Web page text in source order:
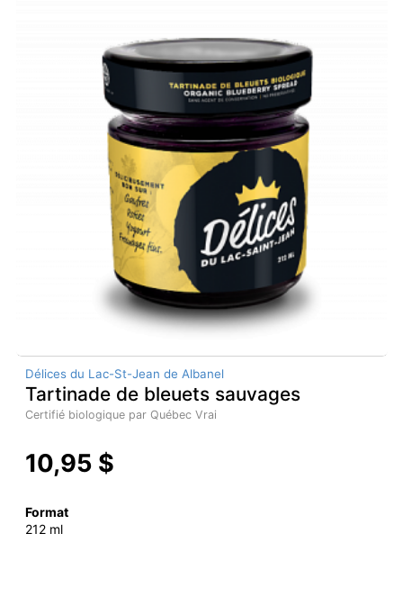
Délices du Lac-St-Jean de Albanel
Tartinade de bleuets sauvages
Certifié biologique par Québec Vrai
10,95 $
Format
212 ml